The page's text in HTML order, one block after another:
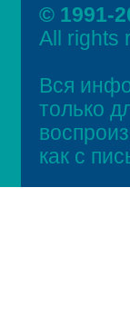
© 1991-
All rights
Вся
только
как с